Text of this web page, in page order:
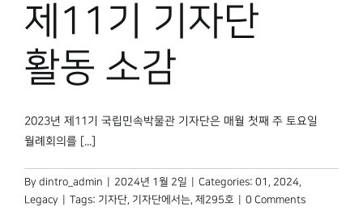
제11기 기자단
활동 소감
2023년 제11기 국립민속박물관 기자단은 매월 첫째 주 토요일
월례회의를 [...]
By dintro_admin 2024년 1월 2일 Categories: 01 , 2024,
Legacy
Tags: 기자단, 기자단에서는, 제295호
0 Comments